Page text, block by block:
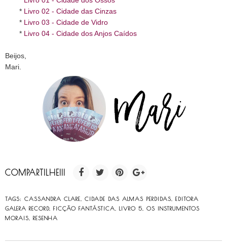
* Livro 02 - Cidade das Cinzas
* Livro 03 - Cidade de Vidro
* Livro 04 - Cidade dos Anjos Caídos
Beijos,
Mari.
COMPARTILHE!!!
TAGS: CASSANDRA CLARE CIDADE DAS ALMAS PERDIDAS
EDITORA
GALERA RECORD
FICÇÃO FANTÁSTICA LIVRO 5
OS INSTRUMENTOS
MORAIS
RESENHA